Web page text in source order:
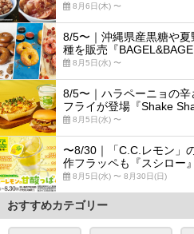
8月6日(木) 〜
8/5〜｜沖縄県産黒糖や
種を販売『
8月5日(水) 〜
8/5〜｜ハラペーニョの
フライが登場『Shake
8月5日(水) 〜
〜8/30｜「C.C.レモン」
作フラッペも『スシロー』
8月5日(水) 〜 8月30日(日)
おすすめカテゴリー